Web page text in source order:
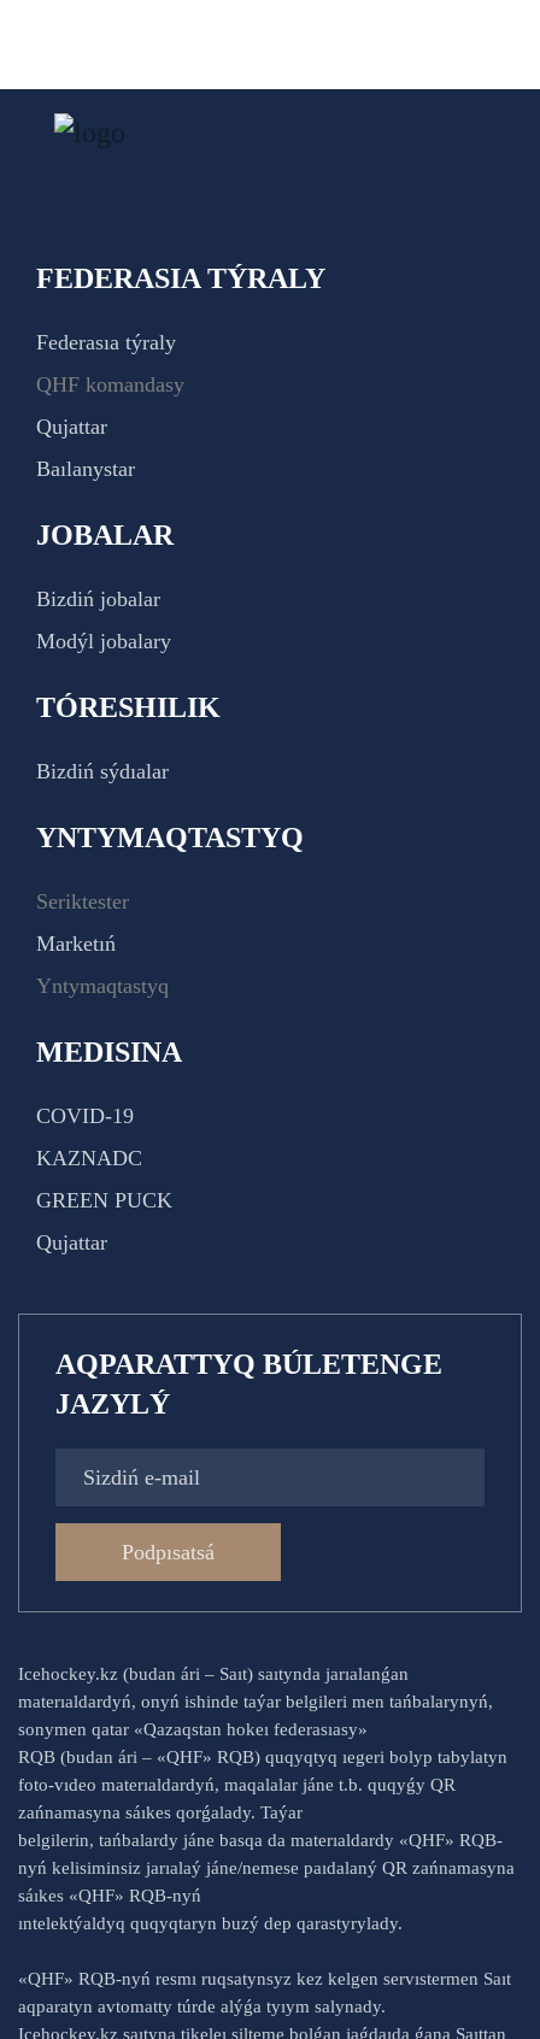
FEDERASIA TÝRALY
Federasıa týraly
QHF komandasy
Qujattar
Baılanystar
JOBALAR
Bizdiń jobalar
Modýl jobalary
TÓRESHILIK
Bizdiń sýdıalar
YNTYMAQTASTYQ
Seriktester
Marketıń
Yntymaqtastyq
MEDISINA
COVID-19
KAZNADC
GREEN PUCK
Qujattar
AQPARATTYQ BÚLETENGE
JAZYLÝ
Podpısatsá
Icehockey.kz (budan ári – Saıt) saıtynda jarıalanǵan
materıaldardyń, onyń ishinde taýar belgileri men tańbalarynyń,
sonymen qatar «Qazaqstan hokeı federasıasy»
RQB (budan ári – «QHF» RQB) quqyqtyq ıegeri bolyp tabylatyn
foto-vıdeo materıaldardyń, maqalalar jáne t.b. quqyǵy QR
zańnamasyna sáıkes qorǵalady. Taýar
belgilerin, tańbalardy jáne basqa da materıaldardy «QHF» RQB-
nyń kelisiminsiz jarıalaý jáne/nemese paıdalaný QR zańnamasyna
sáıkes «QHF» RQB-nyń
ıntelektýaldyq quqyqtaryn buzý dep qarastyrylady.
«QHF» RQB-nyń resmı ruqsatynsyz kez kelgen servıstermen Saıt
aqparatyn avtomatty túrde alýǵa tyıym salynady.
Icehockey.kz saıtyna tikeleı silteme bolǵan jaǵdaıda ǵana Saıttan